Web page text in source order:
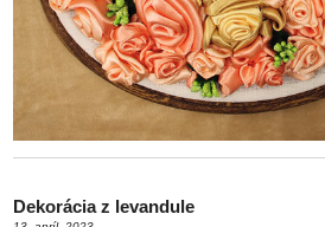
Dekorácia z levandule